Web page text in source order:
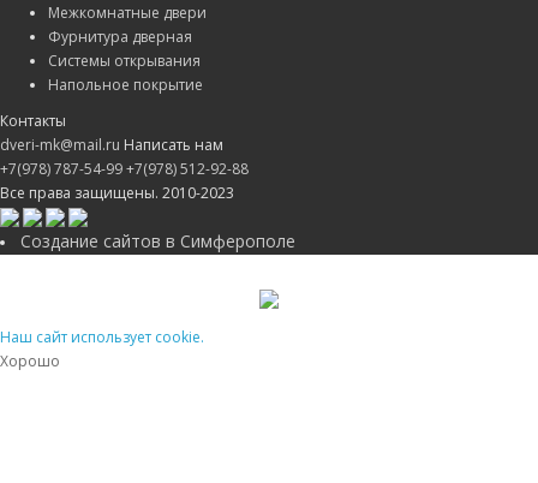
Межкомнатные двери
Фурнитура дверная
Системы открывания
Напольное покрытие
Контакты
dveri-mk@mail.ru Написать нам
+7(978) 787-54-99+7(978) 512-92-88
Все права защищены. 2010-2023
Создание сайтов в Симферополе
Наш сайт использует cookie.
Хорошо